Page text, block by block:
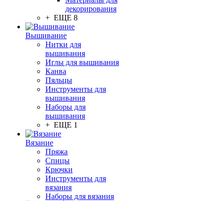
декорирования
+ ЕЩЕ 8
Вышивание
Нитки для
вышивания
Иглы для вышивания
Канва
Пяльцы
Инструменты для
вышивания
Наборы для
вышивания
+ ЕЩЕ 1
Вязание
Пряжа
Спицы
Крючки
Инструменты для
вязания
Наборы для вязания